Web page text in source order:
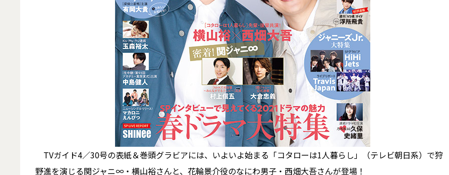
TVガイド4／30号の表紙＆巻頭グラビアには、いよいよ始まる「コタローは1人暮らし」（テレビ朝日系）で狩
野進を演じる関ジャニ∞・横山裕さんと、花輪景介役のなにわ男子・西畑大吾さんが登場！